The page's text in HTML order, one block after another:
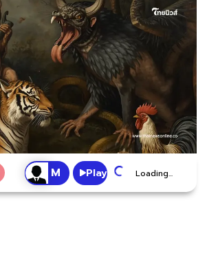
Play Loading...